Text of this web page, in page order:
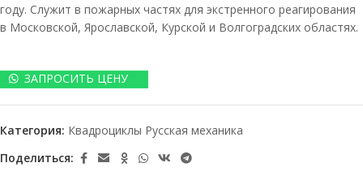
году. Служит в пожарных частях для экстренного реагирования
в Московской, Ярославской, Курской и Волгоградских областях.
ЗАПРОСИТЬ ЦЕНУ
Категория: Квадроциклы Русская механика
Поделиться: